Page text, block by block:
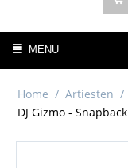
MENU
Home / Artiesten /
DJ Gizmo - Snapback